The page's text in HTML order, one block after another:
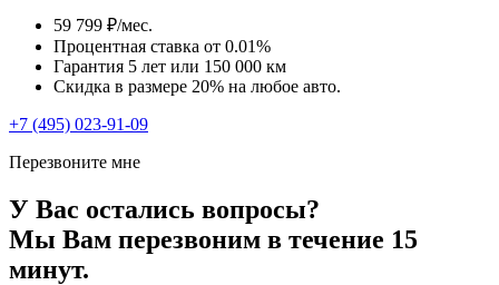
59 799 ₽/мес.
Процентная ставка от 0.01%
Гарантия 5 лет или 150 000 км
Скидка в размере 20% на любое авто.
+7 (495) 023-91-09
Перезвоните мне
У Вас остались вопросы?
Мы Вам перезвоним в течение 15
минут.